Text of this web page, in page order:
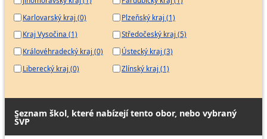
Karlovarský kraj (0)
Kraj Vysočina (1)
Královéhradecký kraj (0)
Liberecký kraj (0)
Plzeňský kraj (1)
Středočeský kraj (5)
Ústecký kraj (3)
Zlínský kraj (1)
Seznam škol, které nabízejí tento obor, nebo vybraný
ŠVP